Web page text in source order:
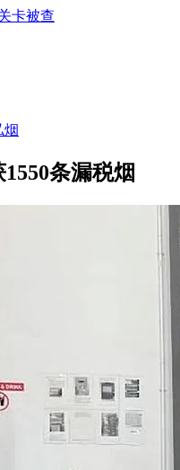
卡被查
烟
条漏税烟